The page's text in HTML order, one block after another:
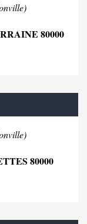
80000
80000